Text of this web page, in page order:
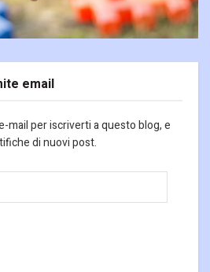
email
mail per iscriverti a questo blog, e
di nuovi post.